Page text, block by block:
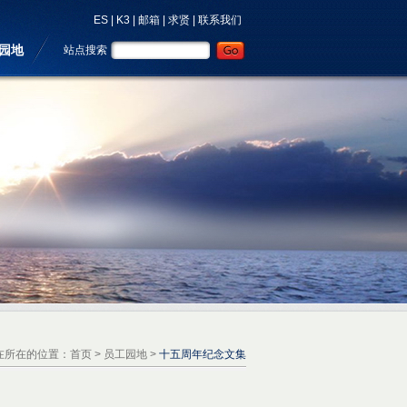
地
ES K3 邮箱 求贤 联系我们
站点搜索
所在的位置： 首页 > 员工园地 > 十五周年纪念文集